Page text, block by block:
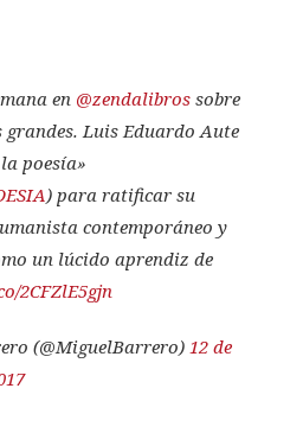
en @zendalibros sobre
grandes. Luis Eduardo Aute
poesía»
) para ratificar su
contemporáneo y
un lúcido aprendiz de
2CFZlE5gjn
(@MiguelBarrero) 12 de